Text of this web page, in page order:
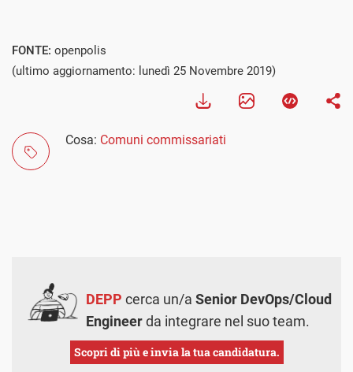
FONTE: openpolis
(ultimo aggiornamento: lunedì 25 Novembre 2019)
Cosa: Comuni commissariati
DEPP cerca un/a Senior DevOps/Cloud
Engineerda integrare nel suo team.
Scopri di più e invia la tua candidatura.